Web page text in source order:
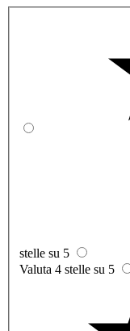
stelle su 5
Valuta 4 stelle su 5